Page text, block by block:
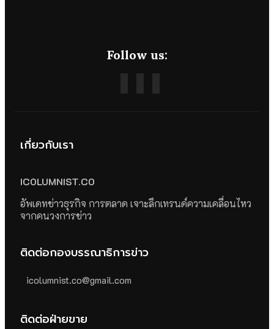
Follow us:
เกี่ยวกับเรา
ICOLUMNIST.CO
อัพเดทข่าวธุรกิจ การตลาด เจาะลึกเทรนด์ความเคลื่อนไหว
จากคนวงการข่าว
ติดต่อกองบรรณาธิการข่าว
icolumnist.co@gmail.com
ติดต่อฝ่ายขาย